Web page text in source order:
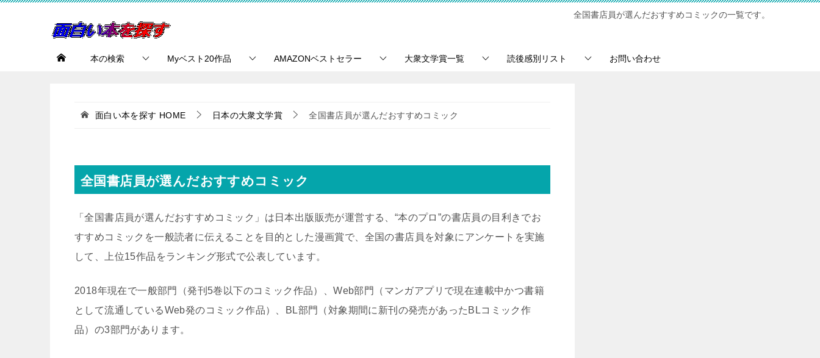
全国書店員が選んだおすすめコミックの一覧です。
本の検索 Myベスト20作品 AMAZONベストセラー 大衆文学賞一覧 読後感別リスト お問い合わせ
面白い本を探す HOME 日本の大衆文学賞 全国書店員が選んだおすすめコミック
全国書店員が選んだおすすめコミック
「全国書店員が選んだおすすめコミック」は日本出版販売が運営する、“本のプロ”の書店員の目利きでお
すすめコミックを一般読者に伝えることを目的とした漫画賞で、全国の書店員を対象にアンケートを実施
して、上位15作品をランキング形式で公表しています。
2018年現在で一般部門（発刊5巻以下のコミック作品）、Web部門（マンガアプリで現在連載中かつ書籍
として流通しているWeb発のコミック作品）、BL部門（対象期間に新刊の発売があったBLコミック作
品）の3部門があります。